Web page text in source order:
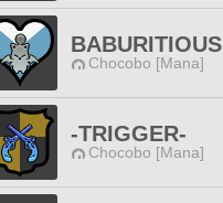
BABURITIOUS
Chocobo [Mana]
-TRIGGER-
Chocobo [Mana]